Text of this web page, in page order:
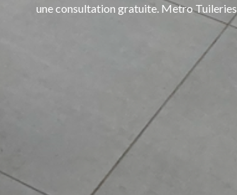
une consultation gratuite. Metro Tuileries